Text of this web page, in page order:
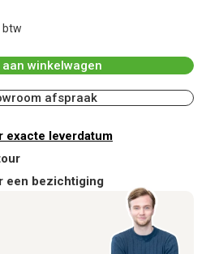
btw
winkelwagen
afspraak
exacte leverdatum
een bezichtiging